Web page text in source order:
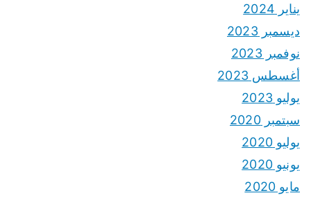
يناير 2024
ديسمبر 2023
نوفمبر 2023
أغسطس 2023
يوليو 2023
سبتمبر 2020
يوليو 2020
يونيو 2020
مايو 2020